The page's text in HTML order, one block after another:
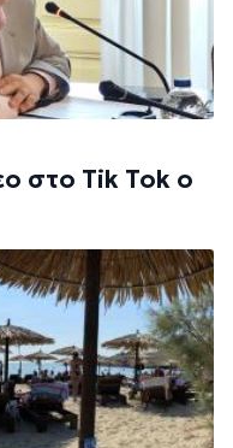
στο Tik Tok ο